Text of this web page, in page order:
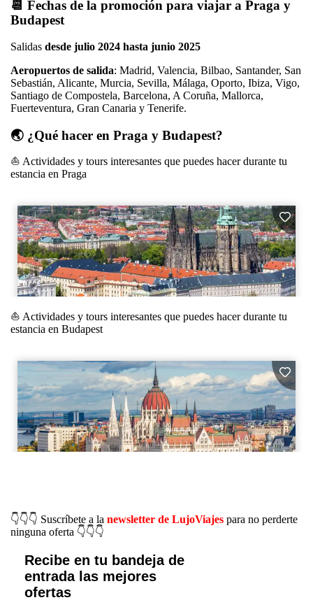
📆 Fechas de la promoción para viajar a Praga y
Budapest
Salidas desde julio 2024 hasta junio 2025
Aeropuertos de salida: Madrid, Valencia, Bilbao, Santander, San
Sebastián, Alicante, Murcia, Sevilla, Málaga, Oporto, Ibiza, Vigo,
Santiago de Compostela, Barcelona, A Coruña, Mallorca,
Fuerteventura, Gran Canaria y Tenerife.
🌏 ¿Qué hacer en Praga y Budapest?
⛵️ Actividades y tours interesantes que puedes hacer durante tu
estancia en Praga
⛵️ Actividades y tours interesantes que puedes hacer durante tu
estancia en Budapest
👇👇👇 Suscríbete a la newsletter de LujoViajes para no perderte
ninguna oferta 👇👇👇
Recibe en tu bandeja de
entrada las mejores
ofertas